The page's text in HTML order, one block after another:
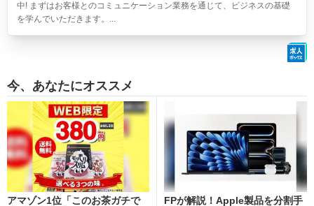
中! まずはお客様とのコミュニケーション業務を通じて、ビジネスの基礎
を学んでいただきます。...
今、あなたにオススメ
アマゾン1位「このお茶ガチで
FPが解説！Apple製品を分割手